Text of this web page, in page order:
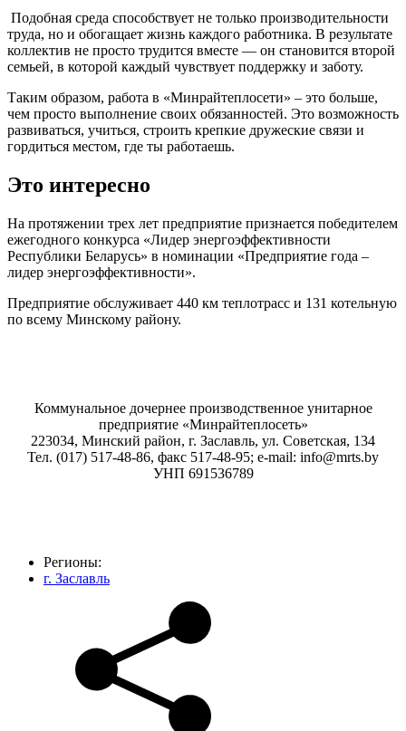
Подобная среда способствует не только производительности
труда, но и обогащает жизнь каждого работника. В результате
коллектив не просто трудится вместе — он становится второй
семьей, в которой каждый чувствует поддержку и заботу.
Таким образом, работа в «Минрайтеплосети» – это больше,
чем просто выполнение своих обязанностей. Это возможность
развиваться, учиться, строить крепкие дружеские связи и
гордиться местом, где ты работаешь.
Это интересно
На протяжении трех лет предприятие признается победителем
ежегодного конкурса «Лидер энергоэффективности
Республики Беларусь» в номинации «Предприятие года –
лидер энергоэффективности».
Предприятие обслуживает 440 км теплотрасс и 131 котельную
по всему Минскому району.
Коммунальное дочернее производственное унитарное
предприятие «Минрайтеплосеть»
223034, Минский район, г. Заславль, ул. Советская, 134
Тел. (017) 517-48-86, факс 517-48-95; e-mail: info@mrts.by
УНП 691536789
Регионы:
г. Заславль